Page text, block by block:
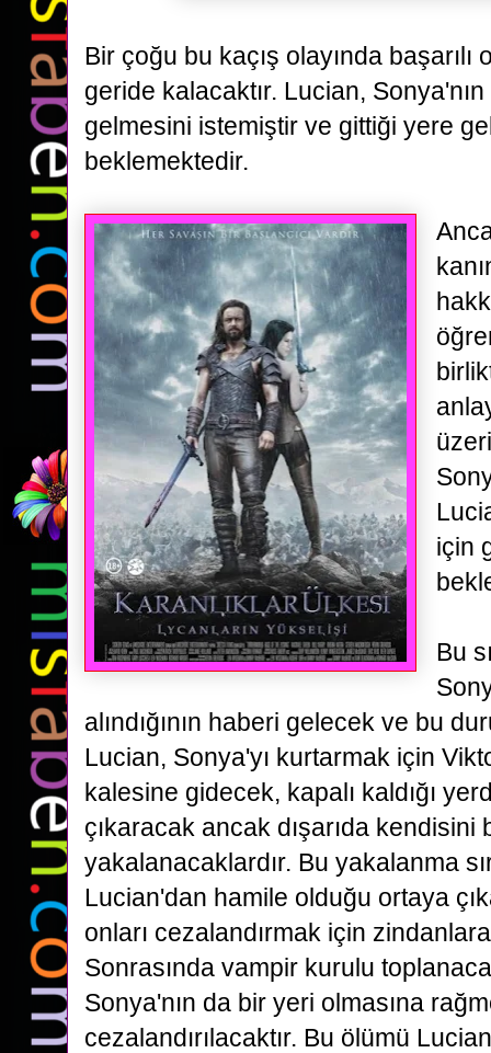
Bir çoğu bu kaçış olayında başarılı
geride kalacaktır. Lucian,
gelmesini istemiştir ve gittiği yere
beklemektedir.
için
Bu
alındığının haberi gelecek ve bu
Lucian, Sonya'yı kurtarmak için
kalesine gidecek, kapalı kaldığı
çıkaracak ancak dışarıda
yakalanacaklardır. Bu yakalanma
Lucian'dan hamile olduğu ortaya
onları cezalandırmak için
Sonrasında vampir kurulu
Sonya'nın da bir yeri olmasına
cezalandırılacaktır. Bu ölümü